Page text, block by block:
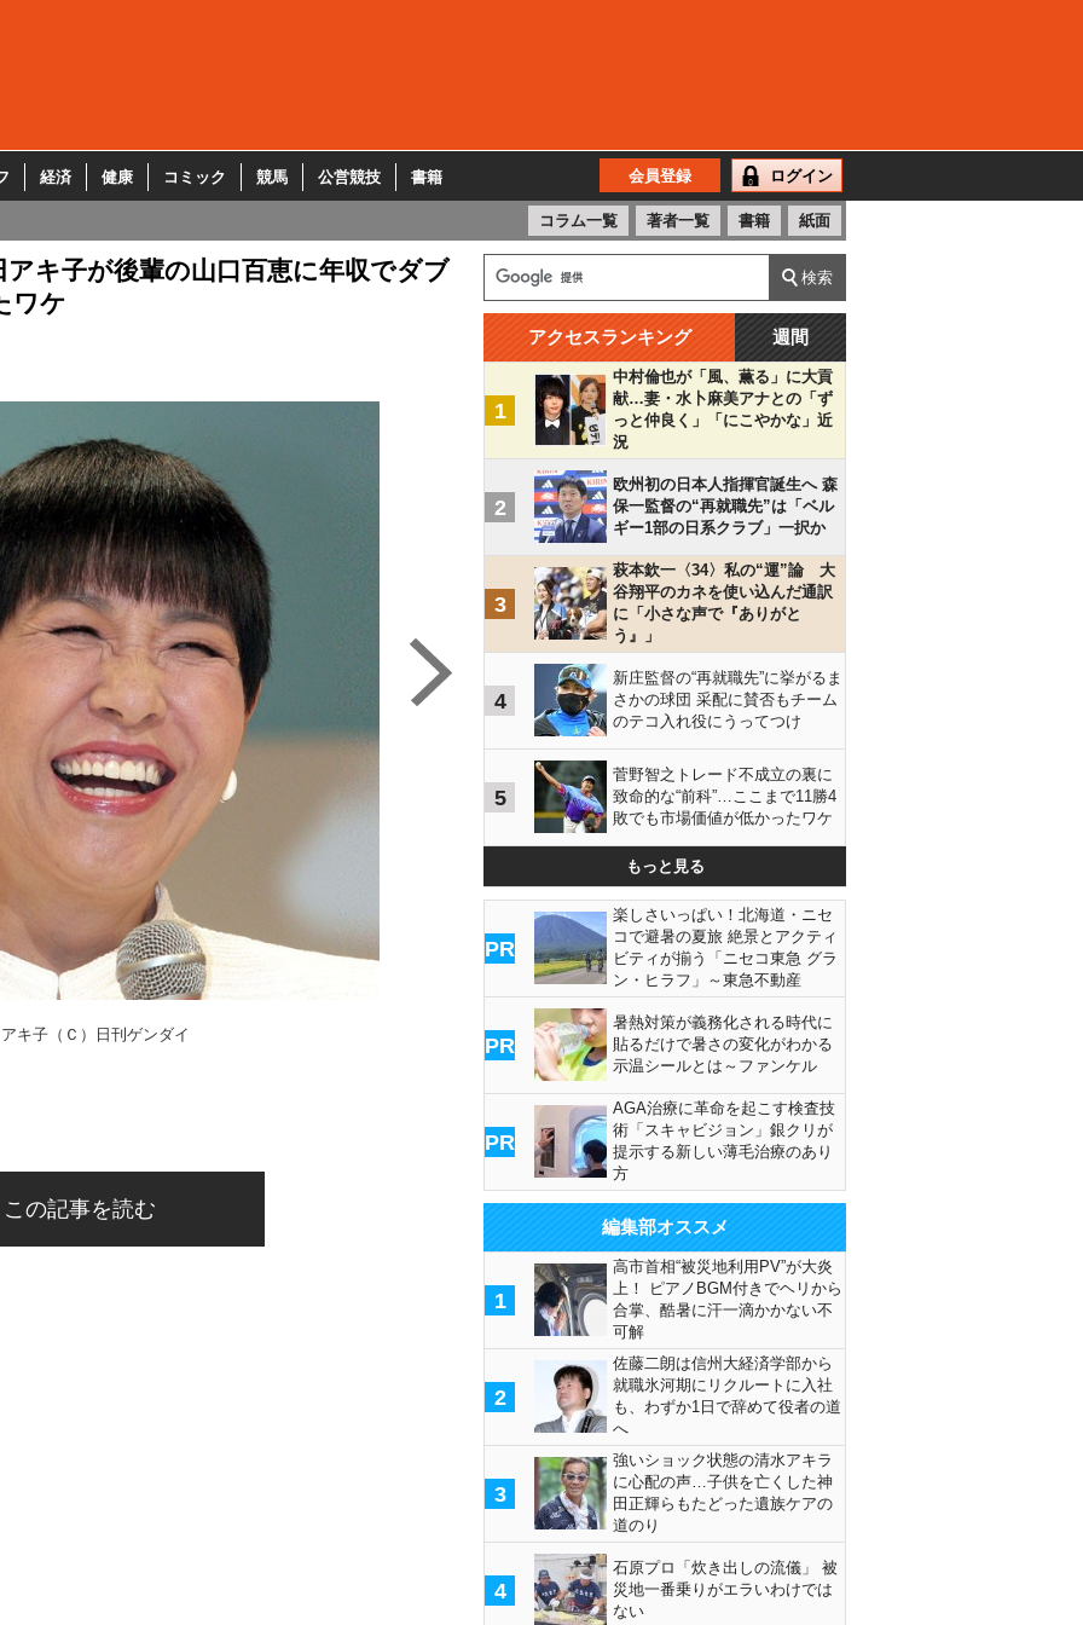
経済 健康 コミック 競馬 公営競技 書籍 会員登録 ログイン
コラム一覧 著者一覧 書籍 紙面
キ子が後輩の山口百恵に年収でダブ
ワケ
キ子（Ｃ）日刊ゲンダイ 山口百恵（Ｃ）日刊ゲンダイ
この記事を読む
アクセスランキング 週間
1
中村倫也が「風、薫る」に大貢
献…妻・水卜麻美アナとの「ず
っと仲良く」「にこやかな」近
況
2
欧州初の日本人指揮官誕生へ 森
保一監督の“再就職先”は「ベル
ギー1部の日系クラブ」一択か
3
萩本欽一〈34〉私の“運”論 大
谷翔平のカネを使い込んだ通訳
に「小さな声で『ありがと
う』」
4
新庄監督の“再就職先”に挙がるま
さかの球団 采配に賛否もチーム
のテコ入れ役にうってつけ
5
菅野智之トレード不成立の裏に
致命的な“前科”…ここまで11勝4
敗でも市場価値が低かったワケ
もっと見る
PR
楽しさいっぱい！北海道・ニセ
コで避暑の夏旅 絶景とアクティ
ビティが揃う「ニセコ東急 グラ
ン・ヒラフ」～東急不動産
PR
暑熱対策が義務化される時代に
貼るだけで暑さの変化がわかる
示温シールとは～ファンケル
PR
AGA治療に革命を起こす検査技
術「スキャビジョン」銀クリが
提示する新しい薄毛治療のあり
方
編集部オススメ
1
高市首相“被災地利用PV”が大炎
上！ ピアノBGM付きでヘリから
合掌、酷暑に汗一滴かかない不
可解
2
佐藤二朗は信州大経済学部から
就職氷河期にリクルートに入社
も、わずか1日で辞めて役者の道
へ
3
強いショック状態の清水アキラ
に心配の声…子供を亡くした神
田正輝らもたどった遺族ケアの
道のり
4
石原プロ「炊き出しの流儀」 被
災地一番乗りがエラいわけでは
ない